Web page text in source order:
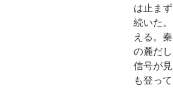
は止ま
続いた
える。
の麓だ
信号が
も登っ